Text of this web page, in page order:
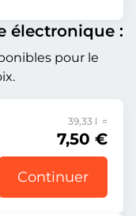
électronique :
pour le
39,33 l =
7,50 €
Continuer